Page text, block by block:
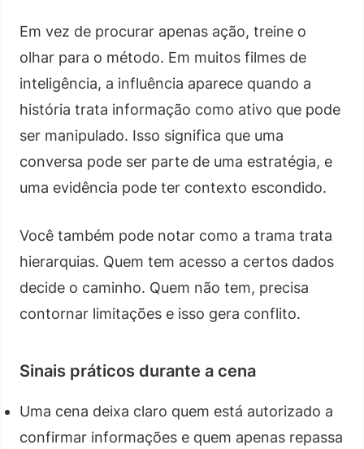
Em vez de procurar apenas ação, treine o
olhar para o método. Em muitos filmes de
inteligência, a influência aparece quando a
história trata informação como ativo que pode
ser manipulado. Isso significa que uma
conversa pode ser parte de uma estratégia, e
uma evidência pode ter contexto escondido.
Você também pode notar como a trama trata
hierarquias. Quem tem acesso a certos dados
decide o caminho. Quem não tem, precisa
contornar limitações e isso gera conflito.
Sinais práticos durante a cena
Uma cena deixa claro quem está autorizado a
confirmar informações e quem apenas repassa